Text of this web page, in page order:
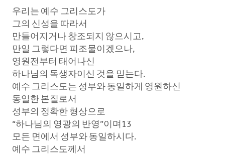
우리는 예수 그리스도가
그의 신성을 따라서
만들어지거나 창조되지 않으시고,
만일 그렇다면 피조물이겠으나,
영원전부터 태어나신
하나님의 독생자이신 것을 믿는다.
예수 그리스도는 성부와 동일하게 영원하신
동일한 본질로서
성부의 정확한 형상으로
“하나님의 영광의 반영”이며13
모든 면에서 성부와 동일하시다.
예수 그리스도께서